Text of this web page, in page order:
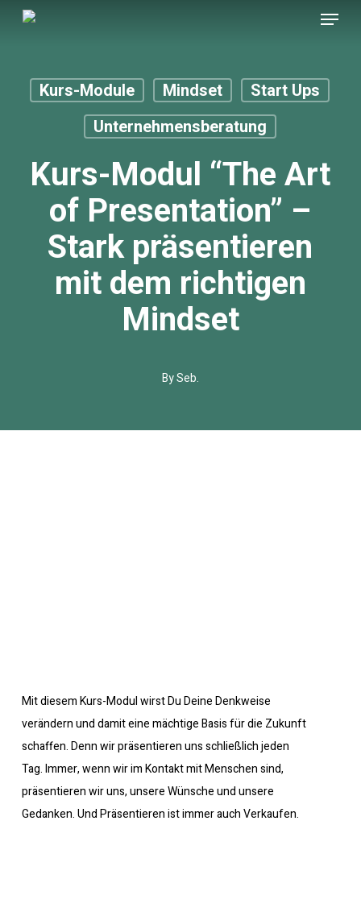
content
Menu
Kurs-Module Mindset
Start Ups
Unternehmensberatung
Kurs-Modul “The Art
of Presentation” –
Stark präsentieren
mit dem richtigen
Mindset
BySeb.
Mit diesem Kurs-Modul wirst Du Deine Denkweise
verändern und damit eine mächtige Basis für die Zukunft
schaffen. Denn wir präsentieren uns schließlich jeden
Tag. Immer, wenn wir im Kontakt mit Menschen sind,
präsentieren wir uns, unsere Wünsche und unsere
Gedanken. Und Präsentieren ist immer auch Verkaufen.